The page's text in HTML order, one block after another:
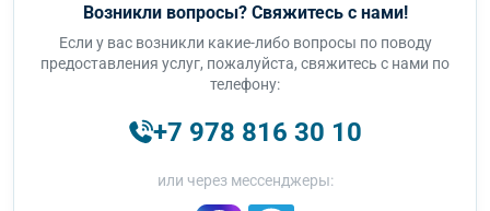
Возникли вопросы? Свяжитесь с нами!
Если у вас возникли какие-либо вопросы по поводу
предоставления услуг, пожалуйста, свяжитесь с нами по
телефону:
+7 978 816 30 10
или через мессенджеры: